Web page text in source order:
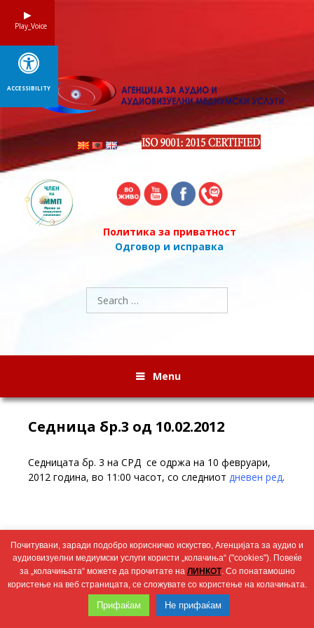
Политика за приватност
Одговор и исправка
Search
for:
Menu
Седница бр.3 од 10.02.2012
Седницата бр. 3 на СРД се одржа на 10 февруари,
2012 година, во 11:00 часот, со следниот дневен ред.
Wingaga
provides2026 © Агенција за аудио и аудиовизуелни медиумски услуги
Почитувани, заради подобро корисничко искуство, Агенцијата за аудио и
аудиовизуелни медиумски услуги користи „колачиња“ ("cookies"). Повеќе
за „колачињата“ можете да прочитате на ЛИНКОТ. Со понатамошно
користење на веб страницата, се сложувате со користење на колачињата.
Прифаќам Не прифаќам
Play_Voice
ACCESSIBILITY